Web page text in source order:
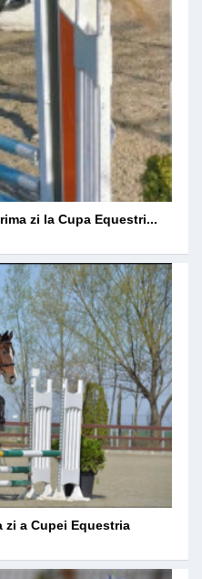
zi la Cupa Equestri...
a Cupei Equestria